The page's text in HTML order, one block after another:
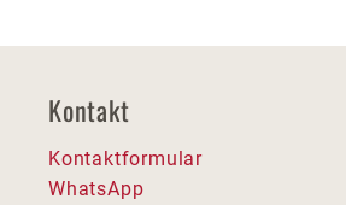
Kontakt
Kontaktformular
WhatsApp